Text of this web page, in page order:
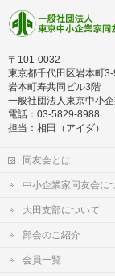
〒101-0032
東京都千代田区岩本町
岩本町寿共同ビル3階
一般社団法人東京中小
電話：03-5829-8988
担当：相田（アイダ）
同友会とは
中小企業家同友会に
大田支部について
部会のご紹介
会員一覧